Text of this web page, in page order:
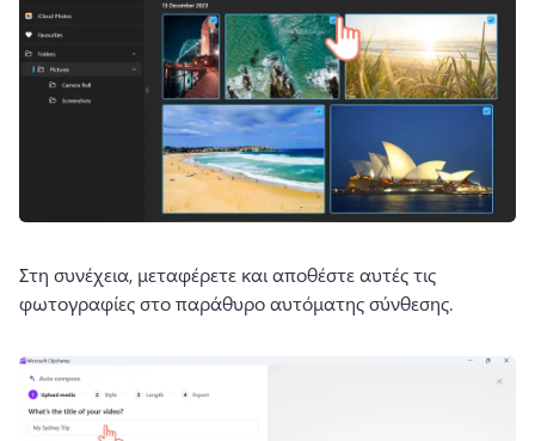
Στη συνέχεια, μεταφέρετε και αποθέστε αυτές τις
φωτογραφίες στο παράθυρο αυτόματης σύνθεσης.